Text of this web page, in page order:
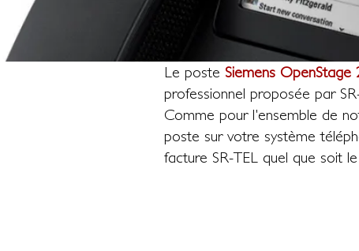
Le poste Siemens
professionnel proposée par
Comme pour l'ensemble de
poste sur votre système
facture SR-TEL quel que soit